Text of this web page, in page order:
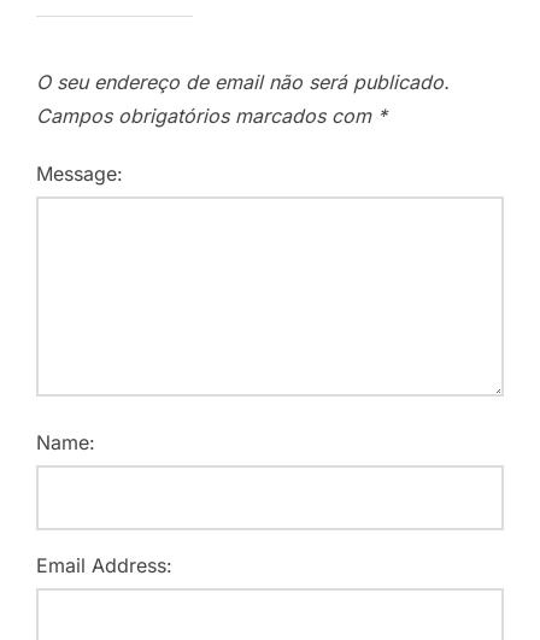
O seu endereço de email não será publicado.
Campos obrigatórios marcados com *
Message:
Name:
Email Address: